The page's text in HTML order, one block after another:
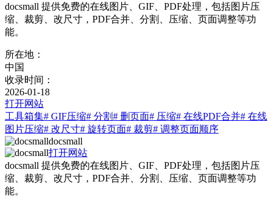
docsmall 提供免费的在线图片、GIF、PDF处理，包括图片压
缩、裁剪、改尺寸，PDF合并、分割、压缩、页面调整等功
能。
所在地：
中国
收录时间：
2026-01-18
打开网站
工具箱集# GIF压缩# 分割# 删页面# 压缩# 在线PDF合并# 在线
图片压缩# 改尺寸# 旋转页面# 裁剪# 调整页面顺序
docsmall
打开网站
docsmall 提供免费的在线图片、GIF、PDF处理，包括图片压
缩、裁剪、改尺寸，PDF合并、分割、压缩、页面调整等功
能。